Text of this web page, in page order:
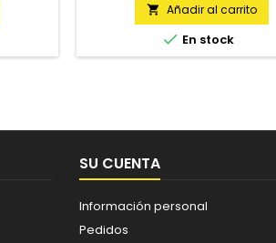
 Añadir al carrito
 En stock
SU CUENTA
Información personal
Pedidos